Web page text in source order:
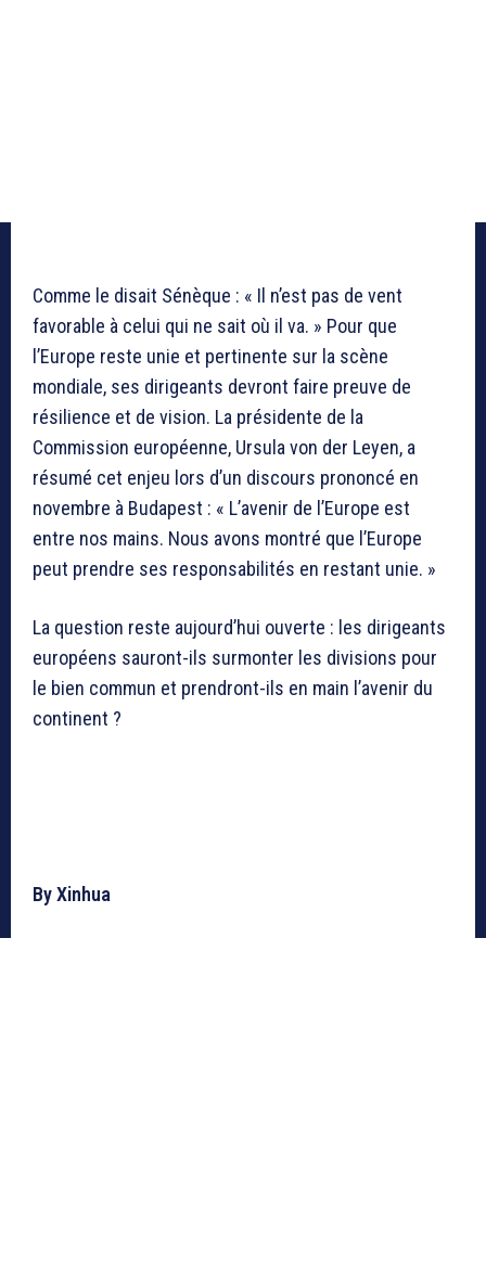
Comme le disait Sénèque : « Il n’est pas de vent
favorable à celui qui ne sait où il va. » Pour que
l’Europe reste unie et pertinente sur la scène
mondiale, ses dirigeants devront faire preuve de
résilience et de vision. La présidente de la
Commission européenne, Ursula von der Leyen, a
résumé cet enjeu lors d’un discours prononcé en
novembre à Budapest : « L’avenir de l’Europe est
entre nos mains. Nous avons montré que l’Europe
peut prendre ses responsabilités en restant unie. »
La question reste aujourd’hui ouverte : les dirigeants
européens sauront-ils surmonter les divisions pour
le bien commun et prendront-ils en main l’avenir du
continent ?
By Xinhua